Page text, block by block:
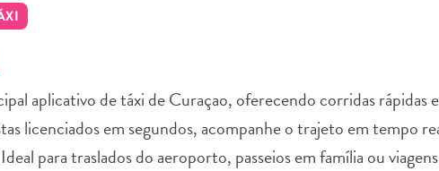
aplicativo de táxi de Curaçao, oferecendo corridas rápidas
licenciados em segundos, acompanhe o trajeto em tempo
para traslados do aeroporto, passeios em família ou